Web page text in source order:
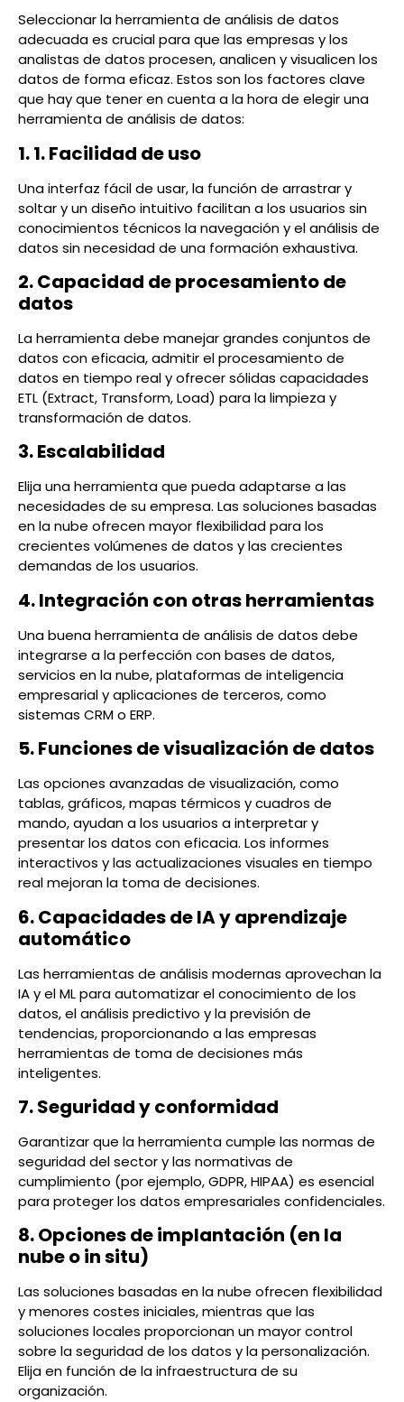
Seleccionar la herramienta de análisis de datos
adecuada es crucial para que las empresas y los
analistas de datos procesen, analicen y visualicen los
datos de forma eficaz. Estos son los factores clave
que hay que tener en cuenta a la hora de elegir una
herramienta de análisis de datos:
1. 1. Facilidad de uso
Una interfaz fácil de usar, la función de arrastrar y
soltar y un diseño intuitivo facilitan a los usuarios sin
conocimientos técnicos la navegación y el análisis de
datos sin necesidad de una formación exhaustiva.
2. Capacidad de procesamiento de
datos
La herramienta debe manejar grandes conjuntos de
datos con eficacia, admitir el procesamiento de
datos en tiempo real y ofrecer sólidas capacidades
ETL (Extract, Transform, Load) para la limpieza y
transformación de datos.
3. Escalabilidad
Elija una herramienta que pueda adaptarse a las
necesidades de su empresa. Las soluciones basadas
en la nube ofrecen mayor flexibilidad para los
crecientes volúmenes de datos y las crecientes
demandas de los usuarios.
4. Integración con otras herramientas
Una buena herramienta de análisis de datos debe
integrarse a la perfección con bases de datos,
servicios en la nube, plataformas de inteligencia
empresarial y aplicaciones de terceros, como
sistemas CRM o ERP.
5. Funciones de visualización de datos
Las opciones avanzadas de visualización, como
tablas, gráficos, mapas térmicos y cuadros de
mando, ayudan a los usuarios a interpretar y
presentar los datos con eficacia. Los informes
interactivos y las actualizaciones visuales en tiempo
real mejoran la toma de decisiones.
6. Capacidades de IA y aprendizaje
automático
Las herramientas de análisis modernas aprovechan la
IA y el ML para automatizar el conocimiento de los
datos, el análisis predictivo y la previsión de
tendencias, proporcionando a las empresas
herramientas de toma de decisiones más
inteligentes.
7. Seguridad y conformidad
Garantizar que la herramienta cumple las normas de
seguridad del sector y las normativas de
cumplimiento (por ejemplo, GDPR, HIPAA) es esencial
para proteger los datos empresariales confidenciales.
8. Opciones de implantación (en la
nube o in situ)
Las soluciones basadas en la nube ofrecen flexibilidad
y menores costes iniciales, mientras que las
soluciones locales proporcionan un mayor control
sobre la seguridad de los datos y la personalización.
Elija en función de la infraestructura de su
organización.